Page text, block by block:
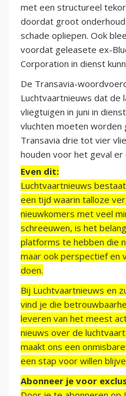
met een structureel
doordat groot
schade opliepen. Ook
voordat geleasete ex-
Corporation in dienst
De Transavia-
Luchtvaartnieuws dat de
vliegtuigen in juni in
vluchten moeten
Transavia drie tot vier
houden voor het geval
Even dit:
Luchtvaartnieuws
een tijd waarin talloze
nieuwkomers met veel
schreeuwen, is het
platforms te hebben die
maar ook perspectief en
doen.
Bij Luchtvaartnieuws en
vind je die
leveren van het meest
nieuws over de
maakt ons een
een stap voor willen
Abonneer je voor